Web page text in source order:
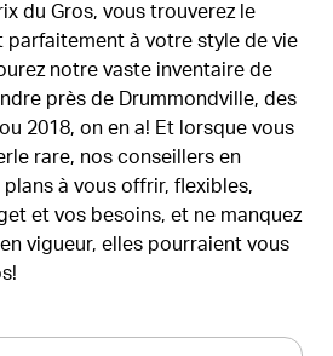
du Gros, vous trouverez le
parfaitement à votre style de vie
notre vaste inventaire de
près de Drummondville, des
2018, on en a! Et lorsque vous
rare, nos conseillers en
à vous offrir, flexibles,
et vos besoins, et ne manquez
en vigueur, elles pourraient vous